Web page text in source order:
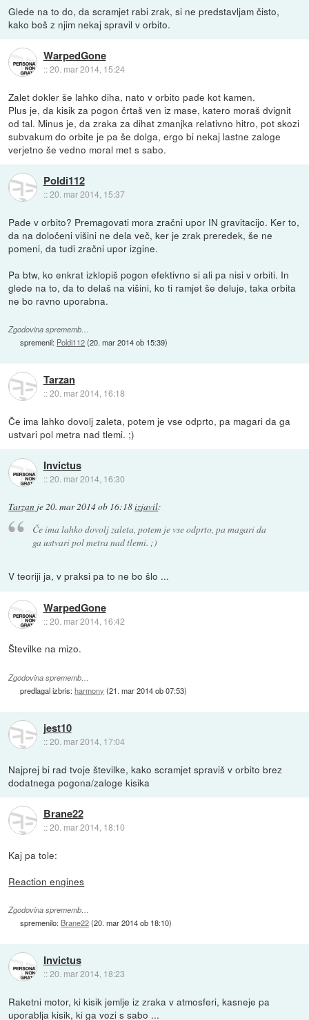
Glede na to do, da scramjet rabi zrak, si ne predstavljam čisto,
kako boš z njim nekaj spravil v orbito.
WarpedGone
::20. mar 2014, 15:24
Zalet dokler še lahko diha, nato v orbito pade kot kamen.
Plus je, da kisik za pogon črtaš ven iz mase, katero moraš dvignit
od tal. Minus je, da zraka za dihat zmanjka relativno hitro, pot skozi
subvakum do orbite je pa še dolga, ergo bi nekaj lastne zaloge
verjetno še vedno moral met s sabo.
Poldi112
::20. mar 2014, 15:37
Pade v orbito? Premagovati mora zračni upor IN gravitacijo. Ker to,
da na določeni višini ne dela več, ker je zrak preredek, še ne
pomeni, da tudi zračni upor izgine.
Pa btw, ko enkrat izklopiš pogon efektivno si ali pa nisi v orbiti. In
glede na to, da to delaš na višini, ko ti ramjet še deluje, taka orbita
ne bo ravno uporabna.
Zgodovina sprememb…
spremenil: Poldi112(20. mar 2014 ob 15:39)
Tarzan
::20. mar 2014, 16:18
Če ima lahko dovolj zaleta, potem je vse odprto, pa magari da ga
ustvari pol metra nad tlemi. ;)
Invictus
::20. mar 2014, 16:30
Tarzan je20. mar 2014 ob 16:18izjavil:
Če ima lahko dovolj zaleta, potem je vse odprto, pa magari da
ga ustvari pol metra nad tlemi. ;)
V teoriji ja, v praksi pa to ne bo šlo ...
WarpedGone
::20. mar 2014, 16:42
Številke na mizo.
Zgodovina sprememb…
predlagal izbris:harmony (21. mar 2014 ob 07:53)
jest10
::20. mar 2014, 17:04
Najprej bi rad tvoje številke, kako scramjet spraviš v orbito brez
dodatnega pogona/zaloge kisika
Brane22
::20. mar 2014, 18:10
Kaj pa tole:
Reaction engines
Zgodovina sprememb…
spremenilo: Brane22(20. mar 2014 ob 18:10)
Invictus
::20. mar 2014, 18:23
Raketni motor, ki kisik jemlje iz zraka v atmosferi, kasneje pa
uporablja kisik, ki ga vozi s sabo ...